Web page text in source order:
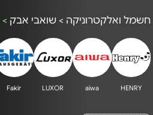
חשמל ואלקטרוניקה > שואבי אבק >
HENRY
aiwa
LUXOR
Fakir